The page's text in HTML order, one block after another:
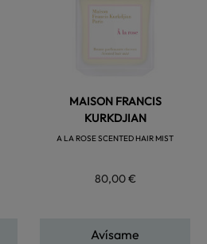
MAISON FRANCIS
KURKDJIAN
A LA ROSE SCENTED HAIR MIST
80,00 €
Avísame